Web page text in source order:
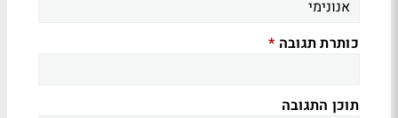
כותרת תגובה *
תוכן התגובה